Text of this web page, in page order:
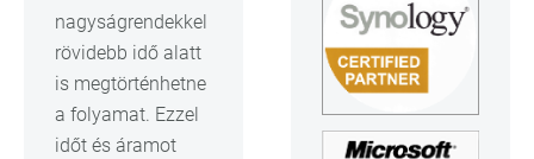
nagyságrendekkel
rövidebb idő alatt
is megtörténhetne
a folyamat. Ezzel
időt és áramot